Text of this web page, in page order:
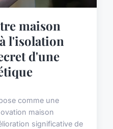
maison
l'isolation
d'une
comme une
maison
significative de